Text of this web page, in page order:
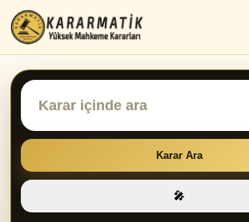
Karar Ara
🎤